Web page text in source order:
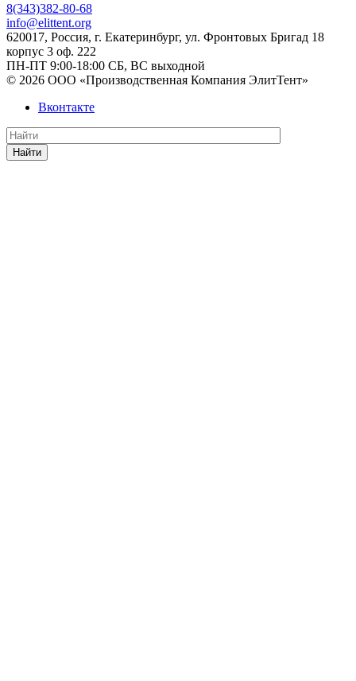
8(343)382-80-68
info@elittent.org
620017, Россия, г. Екатеринбург, ул. Фронтовых Бригад 18
корпус 3 оф. 222
ПН-ПТ 9:00-18:00 СБ, ВС выходной
© 2026 ООО «Производственная Компания ЭлитТент»
Вконтакте
Найти